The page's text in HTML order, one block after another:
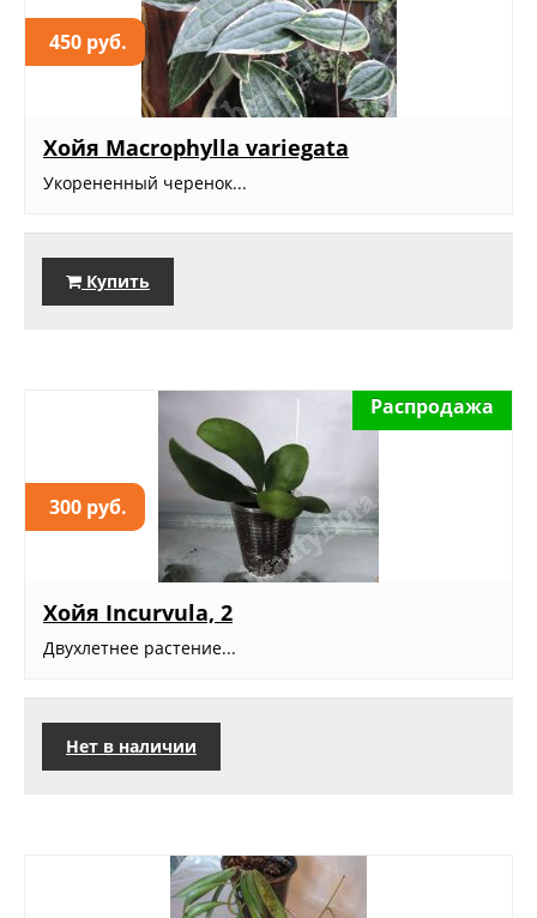
450 руб.
Хойя Macrophylla variegata
Укорененный черенок...
Купить
300 руб.
Распродажа
Хойя Incurvula, 2
Двухлетнее растение...
Нет в наличии